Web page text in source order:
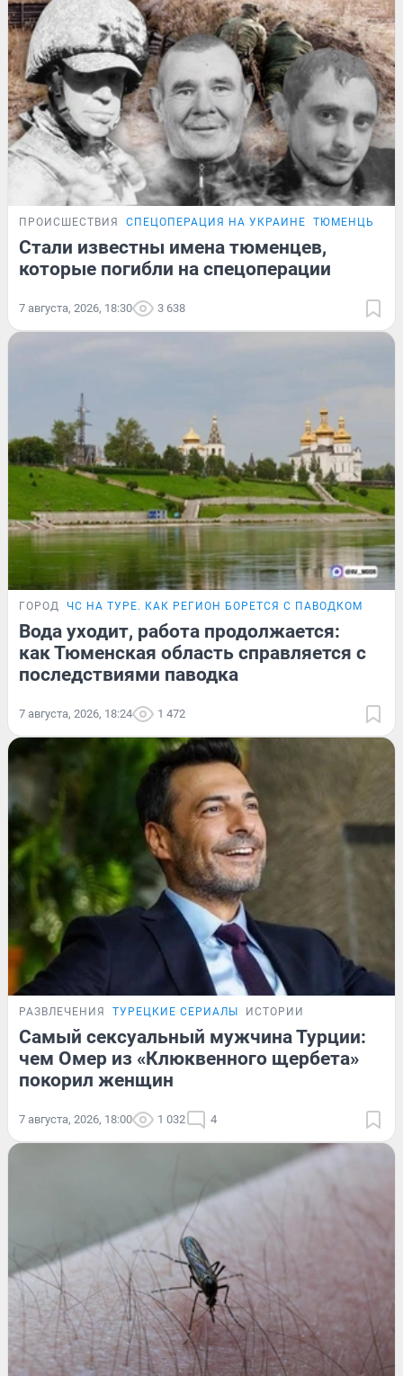
ПРОИСШЕСТВИЯ СПЕЦОПЕРАЦИЯ НА УКРАИНЕ ТЮМЕНЦЫ,
Стали известны имена тюменцев,
которые погибли на спецоперации
7 августа, 2026, 18:30 3 638
ГОРОД ЧС НА ТУРЕ. КАК РЕГИОН БОРЕТСЯ С ПАВОДКОМ
Вода уходит, работа продолжается:
как Тюменская область справляется с
последствиями паводка
7 августа, 2026, 18:24 1 472
РАЗВЛЕЧЕНИЯ ТУРЕЦКИЕ СЕРИАЛЫ ИСТОРИИ
Самый сексуальный мужчина Турции:
чем Омер из «Клюквенного щербета»
покорил женщин
7 августа, 2026, 18:00 1 032 4